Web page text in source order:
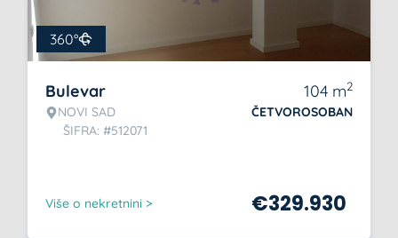
360°
Bulevar
NOVI SAD
ŠIFRA: #512071
104 m2
ČETVOROSOBAN
Više o nekretnini > €329.930